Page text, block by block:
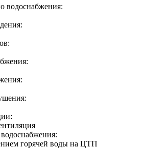
водоснабжения:
горячей воды на ЦТП